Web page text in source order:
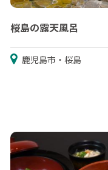
桜島の露天風呂
鹿児島市・桜島